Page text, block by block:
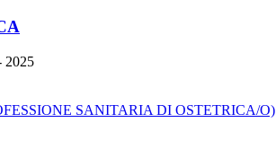
2025
SANITARIA DI OSTETRICA/O)